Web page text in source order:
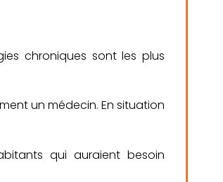
chroniques sont les plus
un médecin. En situation
qui auraient besoin